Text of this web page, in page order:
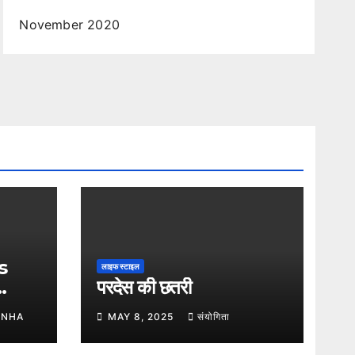
November 2020
लाइफ स्टाइल
परदेस की छतरी
MAY 8, 2025 संयोगिता